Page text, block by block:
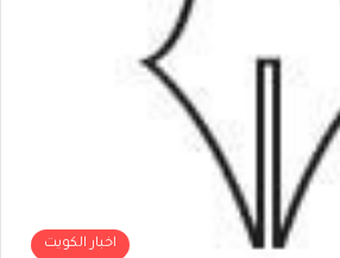
اخبار الكويت